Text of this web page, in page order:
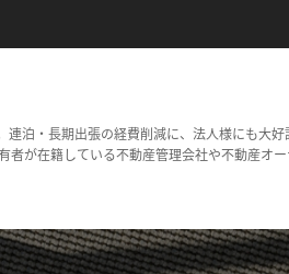
泊・長期出張の経費削減に、法人様にも大好
が在籍している不動産管理会社や不動産オ